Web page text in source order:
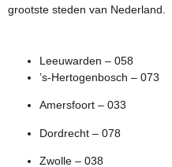
grootste steden van Nederland.
Leeuwarden – 058
’s-Hertogenbosch – 073
Amersfoort – 033
Dordrecht – 078
Zwolle – 038